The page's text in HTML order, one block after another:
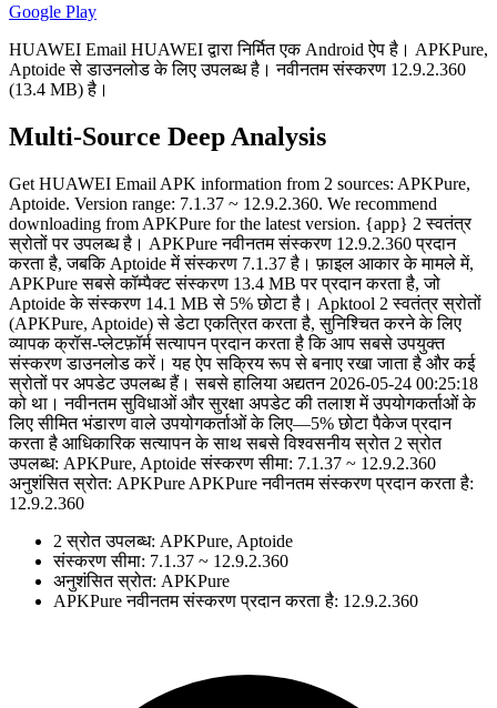
Google Play
HUAWEI Email HUAWEI द्वारा निर्मित एक Android ऐप है। APKPure,
Aptoide से डाउनलोड के लिए उपलब्ध है। नवीनतम संस्करण 12.9.2.360
(13.4 MB) है।
Multi-Source Deep Analysis
Get HUAWEI Email APK information from 2 sources: APKPure,
Aptoide. Version range: 7.1.37 ~ 12.9.2.360. We recommend
downloading from APKPure for the latest version. {app} 2 स्वतंत्र
स्रोतों पर उपलब्ध है। APKPure नवीनतम संस्करण 12.9.2.360 प्रदान
करता है, जबकि Aptoide में संस्करण 7.1.37 है। फ़ाइल आकार के मामले में,
APKPure सबसे कॉम्पैक्ट संस्करण 13.4 MB पर प्रदान करता है, जो
Aptoide के संस्करण 14.1 MB से 5% छोटा है। Apktool 2 स्वतंत्र स्रोतों
(APKPure, Aptoide) से डेटा एकत्रित करता है, सुनिश्चित करने के लिए
व्यापक क्रॉस-प्लेटफ़ॉर्म सत्यापन प्रदान करता है कि आप सबसे उपयुक्त
संस्करण डाउनलोड करें। यह ऐप सक्रिय रूप से बनाए रखा जाता है और कई
स्रोतों पर अपडेट उपलब्ध हैं। सबसे हालिया अद्यतन 2026-05-24 00:25:18
को था। नवीनतम सुविधाओं और सुरक्षा अपडेट की तलाश में उपयोगकर्ताओं के
लिए सीमित भंडारण वाले उपयोगकर्ताओं के लिए—5% छोटा पैकेज प्रदान
करता है आधिकारिक सत्यापन के साथ सबसे विश्वसनीय स्रोत 2 स्रोत
उपलब्ध: APKPure, Aptoide संस्करण सीमा: 7.1.37 ~ 12.9.2.360
अनुशंसित स्रोत: APKPure APKPure नवीनतम संस्करण प्रदान करता है:
12.9.2.360
2 स्रोत उपलब्ध: APKPure, Aptoide
संस्करण सीमा: 7.1.37 ~ 12.9.2.360
अनुशंसित स्रोत: APKPure
APKPure नवीनतम संस्करण प्रदान करता है: 12.9.2.360